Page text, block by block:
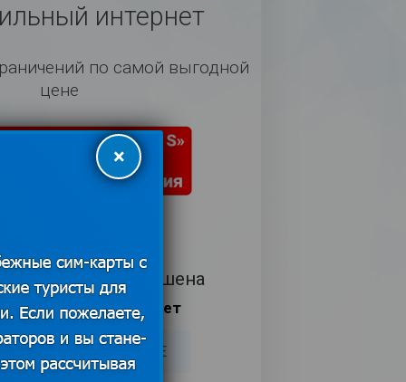
интернет
по самой выгодной
цене
интернета разрешена
плата отсутствует
ПОДРОБНЕЕ
×